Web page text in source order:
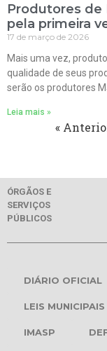
Produtores de
pela primeira
17 de março de 2026
Mais uma vez,
qualidade de seus
serão os produtores
Leia mais »
«
ÓRGÃOS E
SERVIÇOS
PÚBLICOS
DIÁRIO OFICIAL
LEIS MUNICIPAIS
IMASP